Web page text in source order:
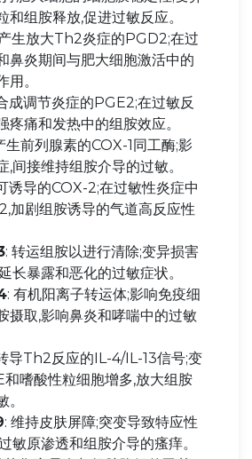
和组胺释放,促进过敏反应。
生放大Th2炎症的PGD2;在过
鼻炎期间与肥大细胞激活中的
用。
成调节炎症的PGE2;在过敏反
疼痛和发热中的组胺效应。
生前列腺素的COX-1同工酶;影
,间接维持组胺介导的过敏。
诱导的COX-2;在过敏性炎症中
加剧组胺诱导的气道高反应性
: 转运组胺以进行清除;变异损害
长暴露和恶化的过敏症状。
: 有机阳离子转运体;影响免疫细
摄取,影响鼻炎和哮喘中的过敏
导Th2反应的IL-4/IL-13信号;变
嗜酸性粒细胞增多,放大组胺
: 维持皮肤屏障;突变导致特应性
敏原渗透和组胺介导的瘙痒。